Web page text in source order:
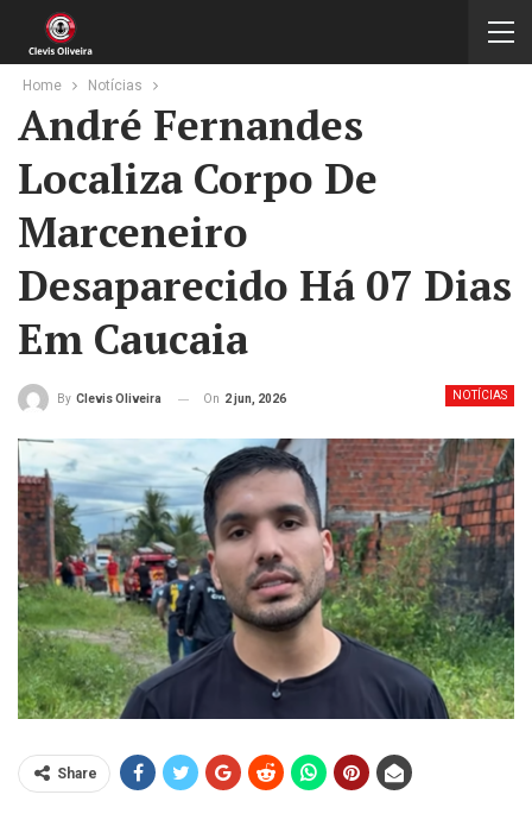
Home Notícias
André Fernandes
Localiza Corpo De
Marceneiro
Desaparecido Há 07 Dias
Em Caucaia
NOTÍCIAS
By Clevis Oliveira On 2 jun, 2026
Share